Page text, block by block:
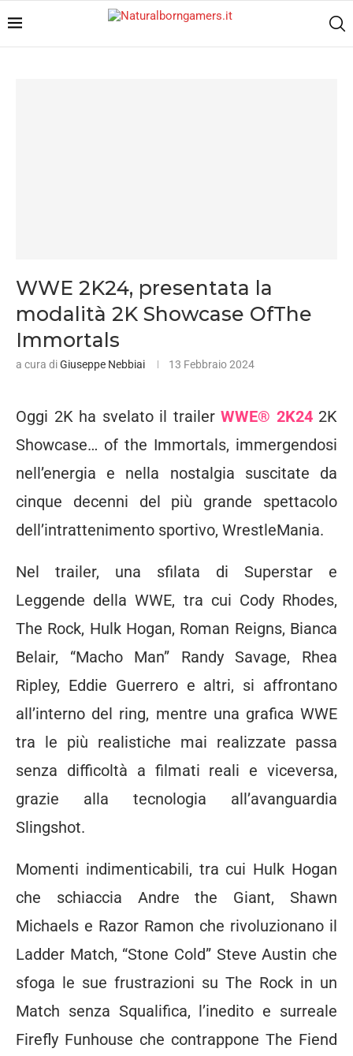
WWE 2K24, presentata la
modalità 2K Showcase OfThe
Immortals
a cura diGiuseppe Nebbiai 13 Febbraio 2024
Oggi 2K ha svelato il trailerWWE® 2K242K
Showcase… of the Immortals, immergendosi
nell’energia e nella nostalgia suscitate da
cinque decenni del più grande spettacolo
dell’intrattenimento sportivo, WrestleMania.
Nel trailer, una sfilata di Superstar e
Leggende della WWE, tra cui Cody Rhodes,
The Rock, Hulk Hogan, Roman Reigns, Bianca
Belair, “Macho Man” Randy Savage, Rhea
Ripley, Eddie Guerrero e altri, si affrontano
all’interno del ring, mentre una grafica WWE
tra le più realistiche mai realizzate passa
senza difficoltà a filmati reali e viceversa,
grazie alla tecnologia all’avanguardia
Slingshot.
Momenti indimenticabili, tra cui Hulk Hogan
che schiaccia Andre the Giant, Shawn
Michaels e Razor Ramon che rivoluzionano il
Ladder Match, “Stone Cold” Steve Austin che
sfoga le sue frustrazioni su The Rock in un
Match senza Squalifica, l’inedito e surreale
Firefly Funhouse che contrappone The Fiend